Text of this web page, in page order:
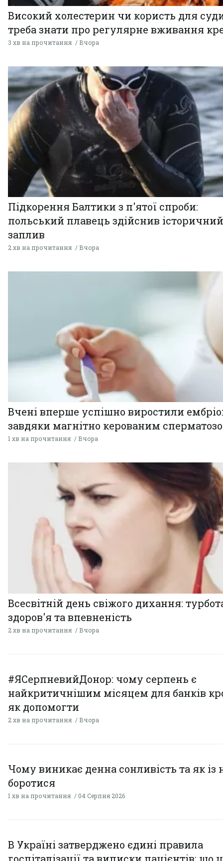
Високий холестерин чи користь для
треба знати про регулярне вживання
3 хв на прочитання Вчора
Підкорення Балтики з п'ятої спроби:
польський плавець здійснив історичний
заплив
2 хв на прочитання Вчора
Вчені вперше успішно виростили
завдяки магнітно керованим
1 хв на прочитання Вчора
Всесвітній день свіжого дихання:
здоров'я та впевненість
2 хв на прочитання Вчора
#ЯСерпневийДонор: чому серпень є
найкритичнішим місяцем для банків
як допомогти
2 хв на прочитання Вчора
Чому виникає денна сонливість та як із
боротися
1 хв на прочитання 04 Серпня 2026
В Україні затверджено єдині правила
госпіталізації та виписки пацієнтів: що